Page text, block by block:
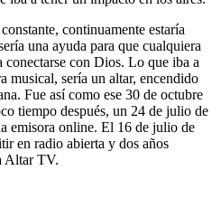
continuamente estaría
una ayuda para que cualquiera
con Dios. Lo que iba a
musical, sería un altar, encendido
Fue así como ese 30 de octubre
tiempo después, un 24 de julio de
emisora online. El 16 de julio de
en radio abierta y dos años
Altar TV.